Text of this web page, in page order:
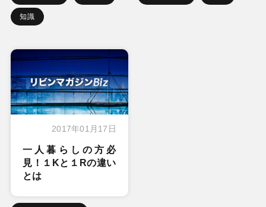
知識
2017年01月17日
一人暮らしの方必
見！１Kと１Rの違い
とは